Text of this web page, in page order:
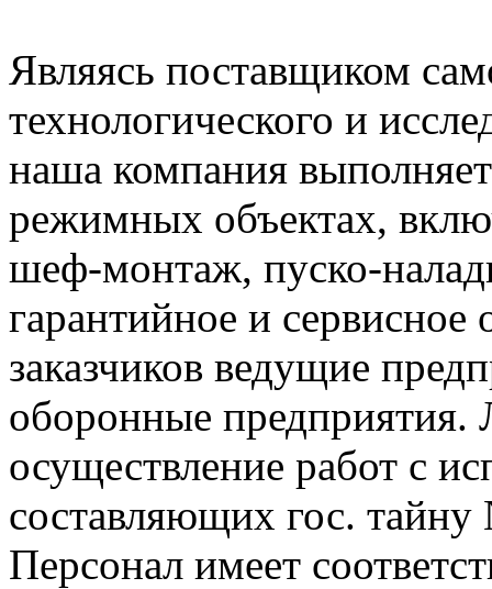
Являясь поставщиком
технологического и
наша компания
режимных объектах,
шеф-монтаж, пуско-
гарантийное и
заказчиков ведущие
оборонные
осуществление работ с
составляющих гос.
Персонал имеет